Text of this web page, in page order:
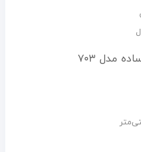
مدل ۷۰۳